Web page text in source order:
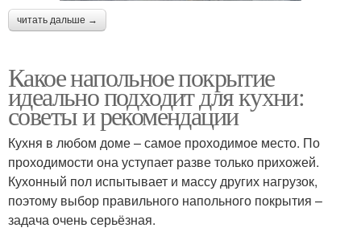
читать дальше →
Какое напольное покрытие
идеально подходит для кухни:
советы и рекомендации
Кухня в любом доме – самое проходимое место. По
проходимости она уступает разве только прихожей.
Кухонный пол испытывает и массу других нагрузок,
поэтому выбор правильного напольного покрытия –
задача очень серьёзная.